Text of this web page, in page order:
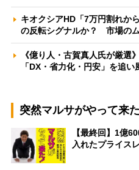
キオクシアHD「7万円割れか
の反転シグナルか？ 市場の
《億り人・古賀真人氏が厳選
「DX・省力化・円安」を追
突然マルサがやって来た
【最終回】1億
入れたプライス